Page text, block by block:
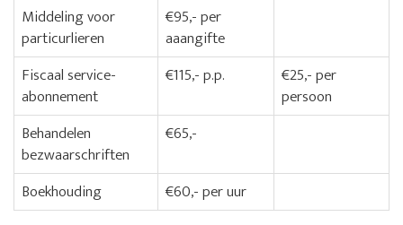
Middeling voor
particurlieren
€95,- per
aaangifte
Fiscaal service-
abonnement
€115,- p.p.
€25,- per
persoon
Behandelen
bezwaarschriften
€65,-
Boekhouding
€60,- per uur